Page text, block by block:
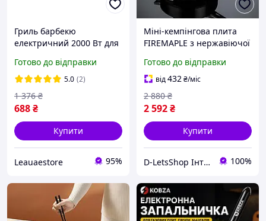
Гриль барбекю
електричний 2000 Вт для
барбекюшниця
Готово до відправки
5.0 (2)
688₴
1 376 ₴
Купити
Leauaestore 95%
Міні-кемпінгова плита
FIREMAPLE з нержавіючої
для пікніків, риболовлі,
барбекю
Готово до відправки
від432₴/міс
2 592₴
2 880 ₴
Купити
D-LetsShop Інтернет магазин товарів з Європи 100%